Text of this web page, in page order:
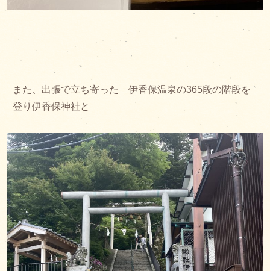
また、出張で立ち寄った 伊香保温泉の365段の階段を
登り伊香保神社と